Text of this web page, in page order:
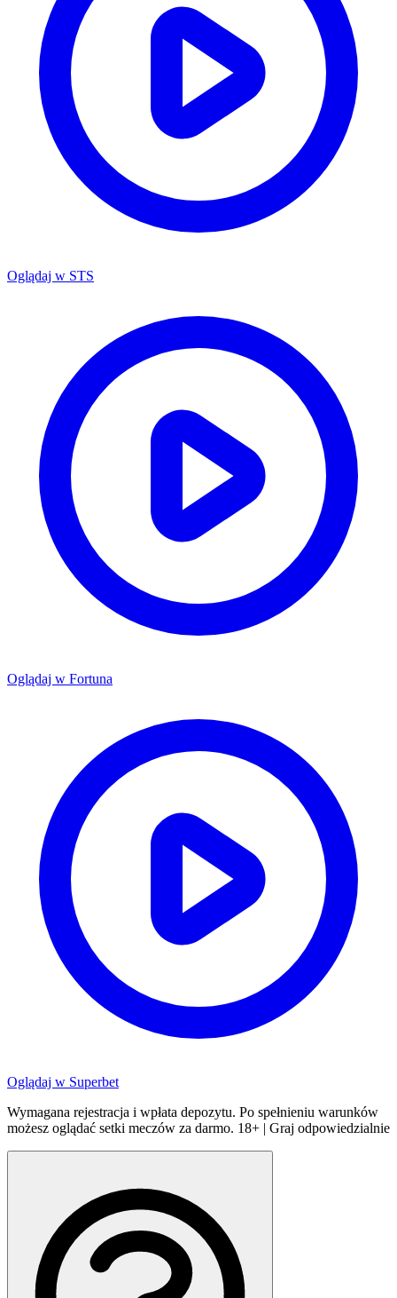
Oglądaj w STS
Oglądaj w Fortuna
Oglądaj w Superbet
Wymagana rejestracja i wpłata depozytu. Po spełnieniu warunków
możesz oglądać setki meczów za darmo. 18+ | Graj odpowiedzialnie